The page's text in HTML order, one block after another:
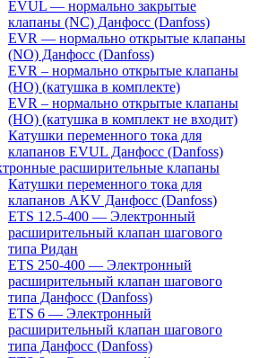
EVUL — нормально закрытые
клапаны (NC) Данфосс (Danfoss)
EVR — нормально открытые клапаны
(NO) Данфосс (Danfoss)
EVR – нормально открытые клапаны
(НО) (катушка в комплекте)
EVR – нормально открытые клапаны
(НО) (катушка в комплект не входит)
Катушки переменного тока для
клапанов EVUL Данфосс (Danfoss)
расширительные клапаны
Катушки переменного тока для
клапанов AKV Данфосс (Danfoss)
ETS 12.5-400 — Электронный
расширительный клапан шагового
типа Ридан
ETS 250-400 — Электронный
расширительный клапан шагового
типа Данфосс (Danfoss)
ETS 6 — Электронный
расширительный клапан шагового
типа Данфосс (Danfoss)